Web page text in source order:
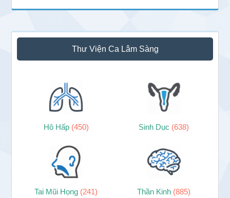
Thư Viện Ca Lâm Sàng
Hô Hấp (450) Sinh Dục (638)
Tai Mũi Họng (241) Thần Kinh (885)